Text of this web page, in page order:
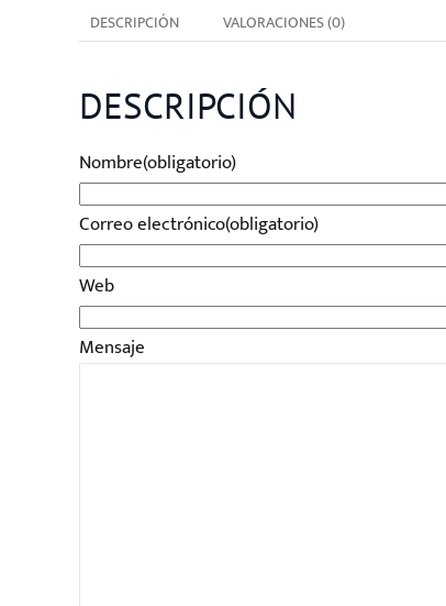
DESCRIPCIÓN VALORACIONES (0)
DESCRIPCIÓN
Nombre(obligatorio)
Correo electrónico(obligatorio)
Web
Mensaje